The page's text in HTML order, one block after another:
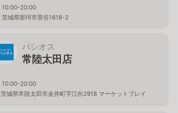
10:00-20:00
茨城県那珂市菅谷1618-2
パシオス
常陸太田店
10:00-20:00
茨城県常陸太田市金井町字江向2918 マーケットプレイ
ス フェスタ内